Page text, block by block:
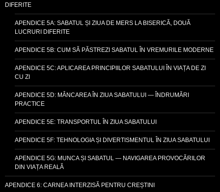
DIFERITE
APENDICE 5A: SABATUL ȘI ZIUA DE MERS LA BISERICĂ, DOUĂ
LUCRURI DIFERITE
APENDICE 5B: CUM SĂ PĂSTREZI SABATUL ÎN VREMURILE MODERNE
APENDICE 5C: APLICAREA PRINCIPIILOR SABATULUI ÎN VIAȚA DE ZI
CU ZI
APENDICE 5D: MÂNCAREA ÎN ZIUA SABATULUI — ÎNDRUMĂRI
PRACTICE
APENDICE 5E: TRANSPORTUL ÎN ZIUA SABATULUI
APENDICE 5F: TEHNOLOGIA ȘI DIVERTISMENTUL ÎN ZIUA SABATULUI
APENDICE 5G: MUNCA ȘI SABATUL — NAVIGAREA PROVOCĂRILOR
DIN VIAȚA REALĂ
APENDICE 6: CARNEA INTERZISĂ PENTRU CREȘTINI